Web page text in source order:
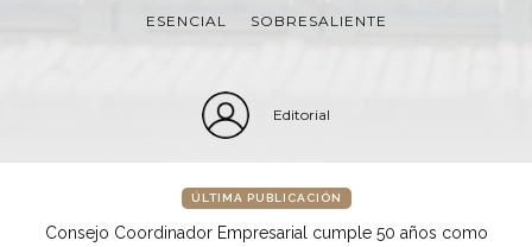
ESENCIAL SOBRESALIENTE
Editorial
ÚLTIMA PUBLICACIÓN
Consejo Coordinador Empresarial cumple 50 años como